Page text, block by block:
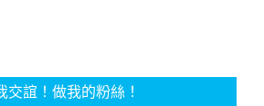
交誼！做我的粉絲！